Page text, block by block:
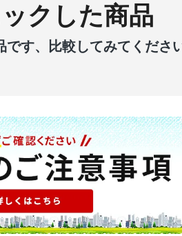
クした商品
です、比較してみてくださ